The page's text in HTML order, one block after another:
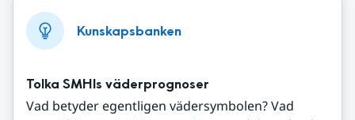
Kunskapsbanken
Tolka SMHIs väderprognoser
Vad betyder egentligen vädersymbolen? Vad